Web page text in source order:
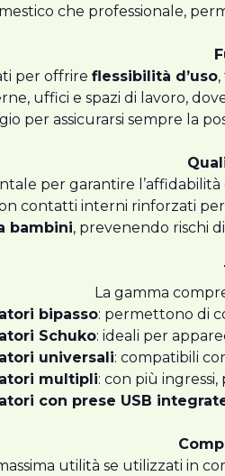
che professionale,
per offrire flessibilità d’uso
uffici e spazi di lavoro,
per assicurarsi sempre la
per garantire
contatti interni rinforzati
bambini, prevenendo rischi
La gamma
bipasso: permettono di
Schuko: ideali per
universali: compatibili
multipli: con più
con prese USB
utilità se utilizzati in